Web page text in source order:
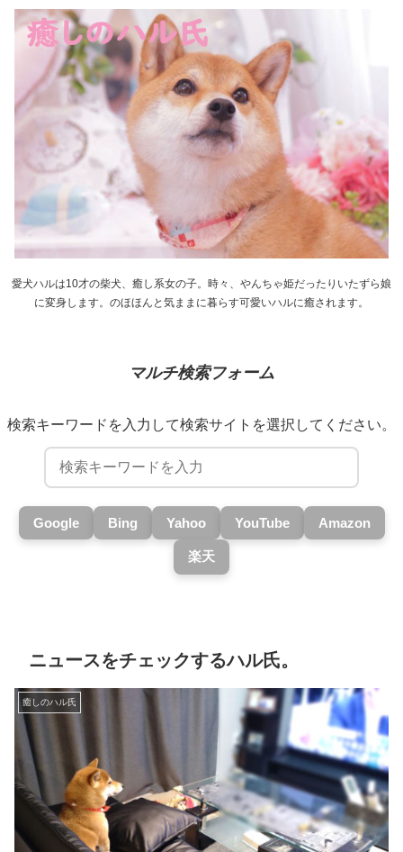
愛犬ハルは10才の柴犬、癒し系女の子。時々、やんちゃ姫だったりいたずら娘
に変身します。のほほんと気ままに暮らす可愛いハルに癒されます。
マルチ検索フォーム
検索キーワードを入力して検索サイトを選択してください。
Google Bing Yahoo YouTube Amazon
楽天
ニュースをチェックするハル氏。
癒しのハル氏